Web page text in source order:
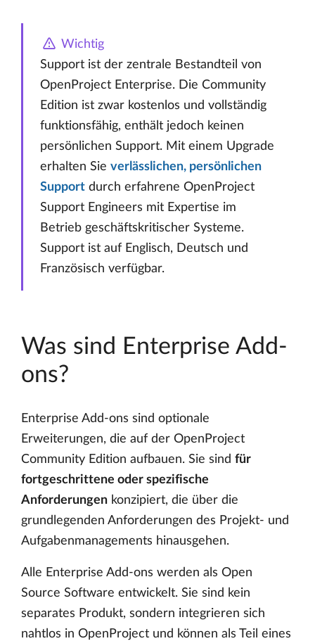
Wichtig
Support ist der zentrale Bestandteil von
OpenProject Enterprise. Die Community
Edition ist zwar kostenlos und vollständig
funktionsfähig, enthält jedoch keinen
persönlichen Support. Mit einem Upgrade
erhalten Sie verlässlichen, persönlichen
Support durch erfahrene OpenProject
Support Engineers mit Expertise im
Betrieb geschäftskritischer Systeme.
Support ist auf Englisch, Deutsch und
Französisch verfügbar.
Was sind Enterprise Add-
ons?
Enterprise Add-ons sind optionale
Erweiterungen, die auf der OpenProject
Community Edition aufbauen. Sie sind für
fortgeschrittene oder spezifische
Anforderungen konzipiert, die über die
grundlegenden Anforderungen des Projekt- und
Aufgabenmanagements hinausgehen.
Alle Enterprise Add-ons werden als Open
Source Software entwickelt. Sie sind kein
separates Produkt, sondern integrieren sich
nahtlos in OpenProject und können als Teil eines